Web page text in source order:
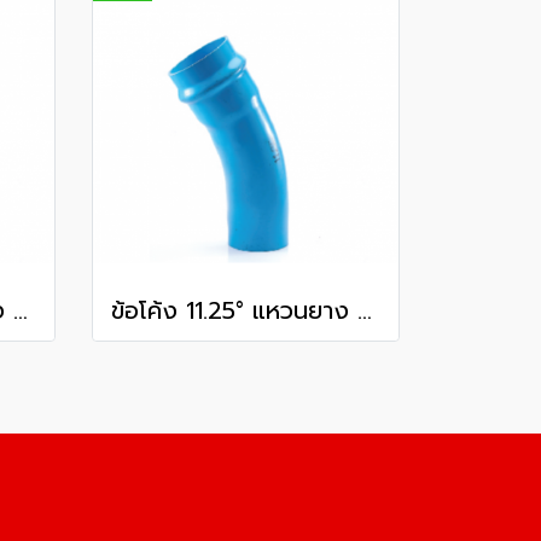
ข้อโค้ง 11.25° แหวนยาง ES1 SCG ขนาด 300 มม. (12 นิ้ว ) ชั้น 13.5 ข้อโค้ง 11.25° แหวนยาง ES1 SCG ขนาด 250 มม. (10 นิ้ว ) ชั้น 13.5